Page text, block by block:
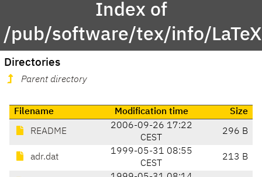
Index of
/pub/software/tex/info/
Directories
Parent directory
Filename Modification time Size
README
2006-09-26 17:22
CEST
296 B
adr.dat
1999-05-31 08:55
CEST
213 B